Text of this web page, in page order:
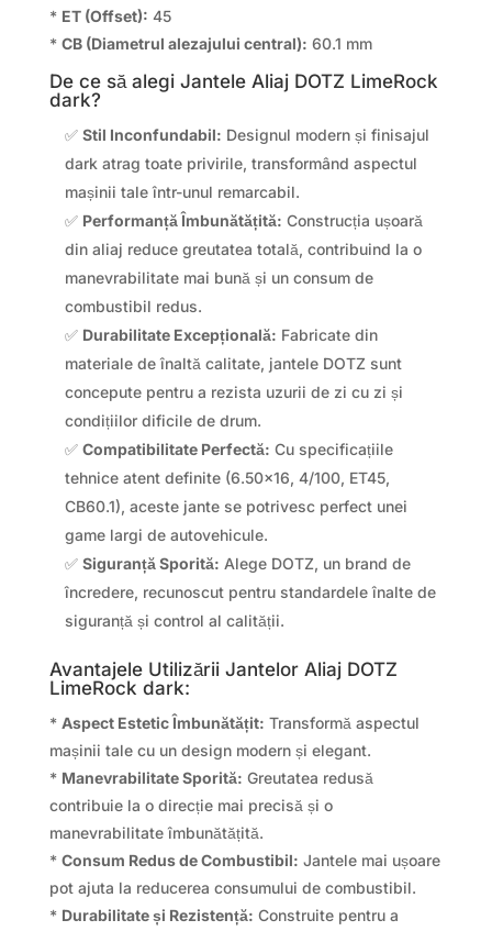
* ET (Offset): 45
* CB (Diametrul alezajului central): 60.1 mm
De ce să alegi Jantele Aliaj DOTZ LimeRock
dark?
✅ Stil Inconfundabil: Designul modern și finisajul
dark atrag toate privirile, transformând aspectul
mașinii tale într-unul remarcabil.
✅ Performanță Îmbunătățită: Construcția ușoară
din aliaj reduce greutatea totală, contribuind la o
manevrabilitate mai bună și un consum de
combustibil redus.
✅ Durabilitate Excepțională: Fabricate din
materiale de înaltă calitate, jantele DOTZ sunt
concepute pentru a rezista uzurii de zi cu zi și
condițiilor dificile de drum.
✅ Compatibilitate Perfectă: Cu specificațiile
tehnice atent definite (6.50×16, 4/100, ET45,
CB60.1), aceste jante se potrivesc perfect unei
game largi de autovehicule.
✅ Siguranță Sporită: Alege DOTZ, un brand de
încredere, recunoscut pentru standardele înalte de
siguranță și control al calității.
Avantajele Utilizării Jantelor Aliaj DOTZ
LimeRock dark:
* Aspect Estetic Îmbunătățit: Transformă aspectul
mașinii tale cu un design modern și elegant.
* Manevrabilitate Sporită: Greutatea redusă
contribuie la o direcție mai precisă și o
manevrabilitate îmbunătățită.
* Consum Redus de Combustibil: Jantele mai ușoare
pot ajuta la reducerea consumului de combustibil.
* Durabilitate și Rezistență: Construite pentru a